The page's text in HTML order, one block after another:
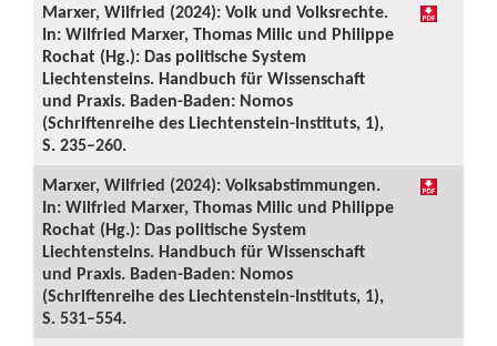
Marxer, Wilfried (2024): Volk und Volksrechte.
In: Wilfried Marxer, Thomas Milic und Philippe
Rochat (Hg.): Das politische System
Liechtensteins. Handbuch für Wissenschaft
und Praxis. Baden-Baden: Nomos
(Schriftenreihe des Liechtenstein-Instituts, 1),
S. 235–260.
Marxer, Wilfried (2024): Volksabstimmungen.
In: Wilfried Marxer, Thomas Milic und Philippe
Rochat (Hg.): Das politische System
Liechtensteins. Handbuch für Wissenschaft
und Praxis. Baden-Baden: Nomos
(Schriftenreihe des Liechtenstein-Instituts, 1),
S. 531–554.